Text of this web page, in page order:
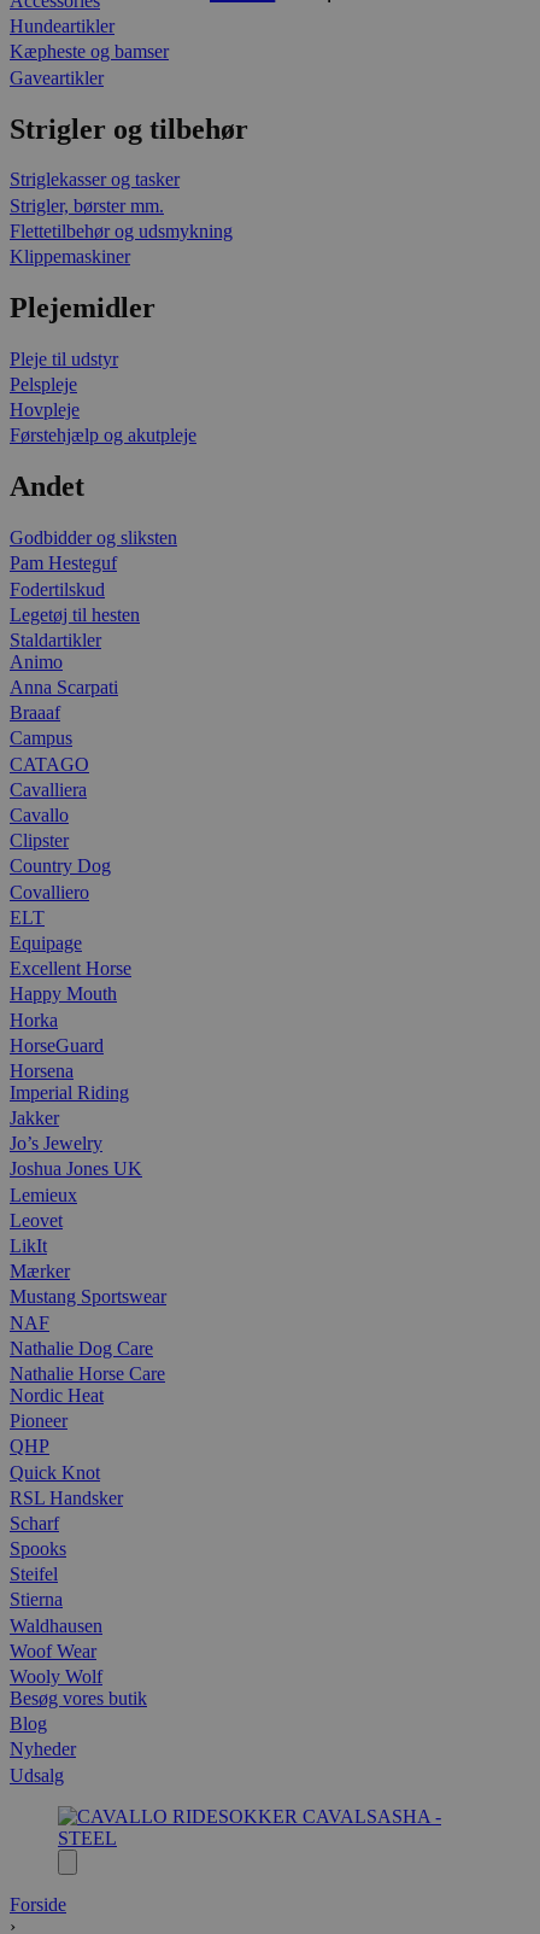
Hundeartikler
Kæpheste og bamser
Gaveartikler
Strigler og tilbehør
Striglekasser og tasker
Strigler, børster mm.
Flettetilbehør og udsmykning
Klippemaskiner
Plejemidler
Pleje til udstyr
Pelspleje
Hovpleje
Førstehjælp og akutpleje
Andet
Godbidder og sliksten
Pam Hesteguf
Fodertilskud
Legetøj til hesten
Staldartikler
Animo
Anna Scarpati
Braaaf
Campus
CATAGO
Cavalliera
Cavallo
Clipster
Country Dog
Covalliero
ELT
Equipage
Excellent Horse
Happy Mouth
Horka
HorseGuard
Horsena
Imperial Riding
Jakker
Jo’s Jewelry
Joshua Jones UK
Lemieux
Leovet
LikIt
Mærker
Mustang Sportswear
NAF
Nathalie Dog Care
Nathalie Horse Care
Nordic Heat
Pioneer
QHP
Quick Knot
RSL Handsker
Scharf
Spooks
Steifel
Stierna
Waldhausen
Woof Wear
Wooly Wolf
Besøg vores butik
Blog
Nyheder
Udsalg
Forside
›